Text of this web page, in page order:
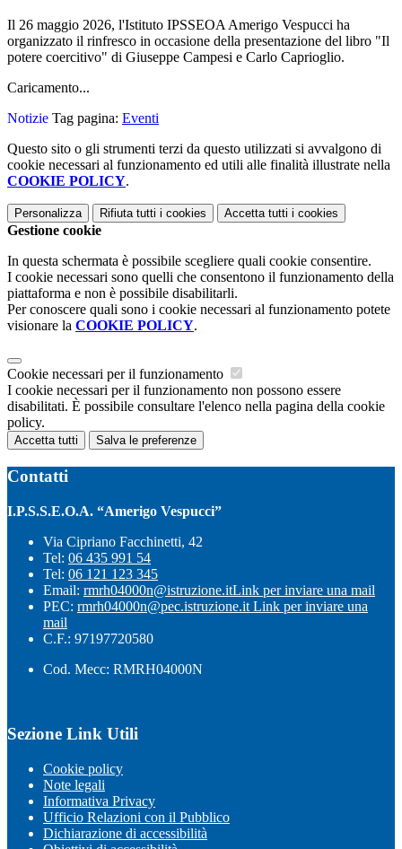
Il 26 maggio 2026, l'Istituto IPSSEOA Amerigo Vespucci ha
organizzato il rinfresco in occasione della presentazione del libro "Il
potere coercitivo" di Giuseppe Campesi e Carlo Caprioglio.
Caricamento...
Notizie Tag pagina: Eventi
Questo sito o gli strumenti terzi da questo utilizzati si avvalgono di
cookie necessari al funzionamento ed utili alle finalità illustrate nella
COOKIE POLICY.
Personalizza Rifiuta tutti i cookies Accetta tutti i cookies
Gestione cookie
In questa schermata è possibile scegliere quali cookie consentire.
I cookie necessari sono quelli che consentono il funzionamento della
piattaforma e non è possibile disabilitarli.
Per conoscere quali sono i cookie necessari al funzionamento potete
visionare la COOKIE POLICY.
Cookie necessari per il funzionamento
I cookie necessari per il funzionamento non possono essere
disabilitati. È possibile consultare l'elenco nella pagina della cookie
policy.
Accetta tutti Salva le preferenze
Contatti
I.P.S.S.E.O.A. “Amerigo Vespucci”
Via Cipriano Facchinetti, 42
Tel: 06 435 991 54
Tel: 06 121 123 345
Email: rmrh04000n@istruzione.itLink per inviare una mail
PEC: rmrh04000n@pec.istruzione.it Link per inviare una
mail
C.F.: 97197720580
Cod. Mecc: RMRH04000N
Sezione Link Utili
Cookie policy
Note legali
Informativa Privacy
Ufficio Relazioni con il Pubblico
Dichiarazione di accessibilità